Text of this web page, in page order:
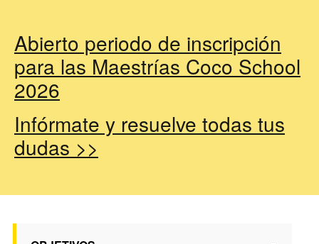
Abierto periodo de inscripción
para las Maestrías Coco School
2026
Infórmate y resuelve todas tus
dudas >>